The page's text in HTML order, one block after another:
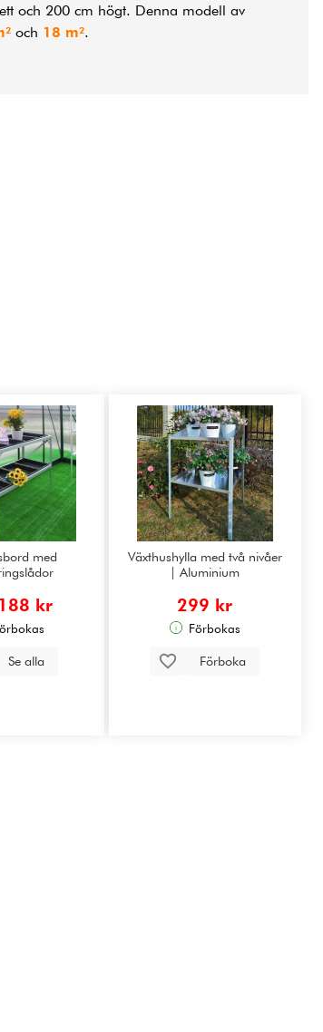
och 200 cm högt. Denna modell av
och 18 m².
med
kr
Se alla
Växthushylla med två nivåer
| Aluminium
299 kr
Förbokas
Förboka